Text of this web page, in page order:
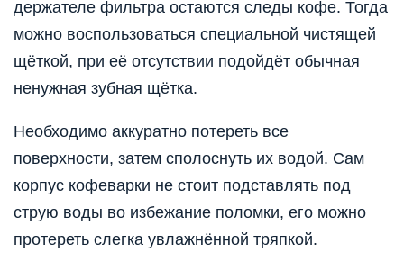
держателе фильтра остаются следы кофе. Тогда
можно воспользоваться специальной чистящей
щёткой, при её отсутствии подойдёт обычная
ненужная зубная щётка.
Необходимо аккуратно потереть все
поверхности, затем сполоснуть их водой. Сам
корпус кофеварки не стоит подставлять под
струю воды во избежание поломки, его можно
протереть слегка увлажнённой тряпкой.